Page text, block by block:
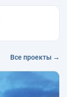
Все проекты →